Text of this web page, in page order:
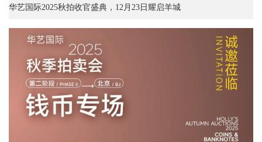
华艺国际2025秋拍收官盛典，12月23日耀启羊城